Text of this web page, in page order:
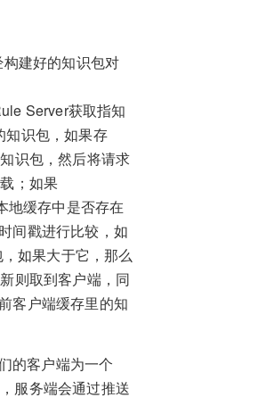
建好的知识包对
Server获取指知
知识包，如果存
识包，然后将请求
；如果
地缓存中是否存在
间戳进行比较，如
如果大于它，那么
则取到客户端，同
客户端缓存里的知
的客户端为一个
服务端会通过推送